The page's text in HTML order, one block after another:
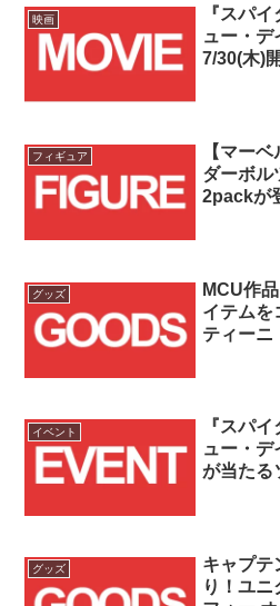
映画
『スパ
ュー・デ
7/30(木)
フィギュア
【マー
ダーボル
2packが
グッズ
MCU作
イテムを
ティーニ
イベント
『スパ
ュー・デ
が当たる
グッズ
キャプテ
り！ユニ